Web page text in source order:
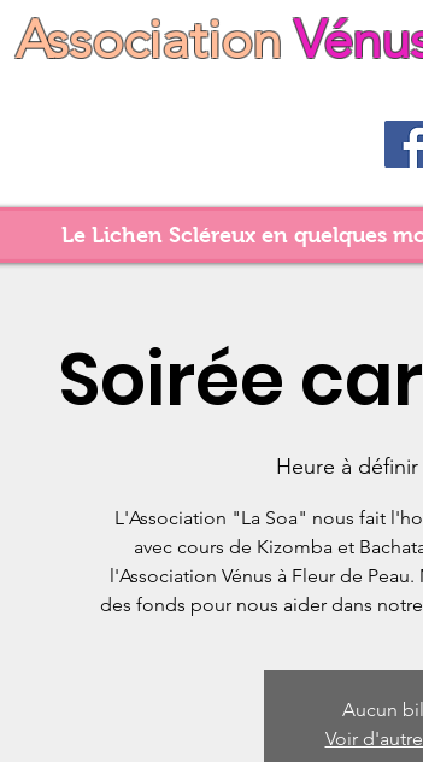
Association
Le Lichen Scléreux en quelques
Soirée
Heure à définir
L'Association "La Soa" nous fait
avec cours de Kizomba et
l'Association Vénus à Fleur de
des fonds pour nous aider dans
Aucun
Voir